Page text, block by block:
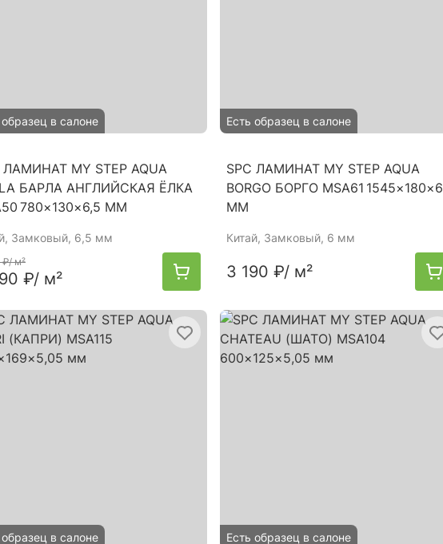
образец в салоне
ЛАМИНАТ MY STEP AQUA
БАРЛА АНГЛИЙСКАЯ ЁЛКА
780×130×6,5 ММ
, Замковый, 6,5 мм
₽/ м²
₽/ м²
Есть образец в салоне
SPC ЛАМИНАТ MY STEP AQUA
BORGO БОРГО MSA61 1545×180×6
ММ
Китай, Замковый, 6 мм
3 190 ₽/ м²
образец в салоне Есть образец в салоне